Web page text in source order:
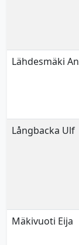
Lähdesmäki
Långbacka Ulf
Mäkivuoti Eija